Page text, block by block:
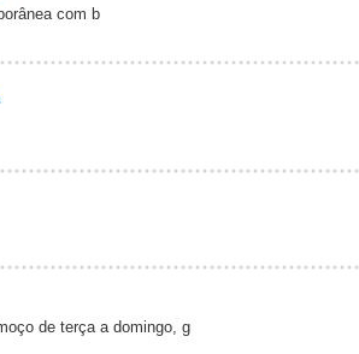
com b
de terça a domingo, g